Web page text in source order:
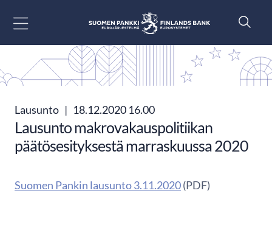
Lausunto | 18.12.2020 16.00
Lausunto makrovakauspolitiikan
päätösesityksestä marraskuussa 2020
Suomen Pankin lausunto 3.11.2020(PDF)